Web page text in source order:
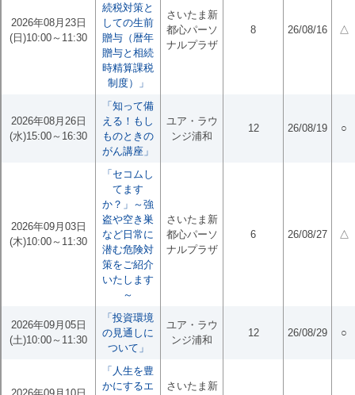
2026年08月23日
(日)10:00～11:30
続税対策と
しての生前
贈与（暦年
贈与と相続
時精算課税
制度）」
さいたま新
都心パーソ
ナルプラザ
8 26/08/16 △
2026年08月26日
(水)15:00～16:30
「知って備
える！もし
ものときの
がん講座」
ユア・ラウ
ンジ浦和
12 26/08/19 ○
2026年09月03日
(木)10:00～11:30
「セコムし
てます
か？」～強
盗や空き巣
など日常に
潜む危険対
策をご紹介
いたします
～
さいたま新
都心パーソ
ナルプラザ
6 26/08/27 △
2026年09月05日
(土)10:00～11:30
「投資環境
の見通しに
ついて」
ユア・ラウ
ンジ浦和
12 26/08/29 ○
「人生を豊
かにするエ
さいたま新